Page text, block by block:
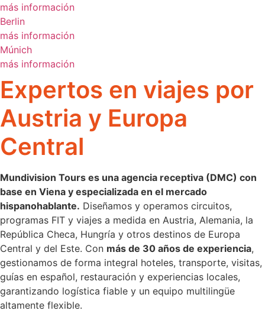
más información
Berlin
más información
Múnich
más información
Expertos en viajes por
Austria y Europa
Central
Mundivision Tours es una agencia receptiva (DMC) con
base en Viena y especializada en el mercado
hispanohablante. Diseñamos y operamos circuitos,
programas FIT y viajes a medida en Austria, Alemania, la
República Checa, Hungría y otros destinos de Europa
Central y del Este. Con más de 30 años de experiencia,
gestionamos de forma integral hoteles, transporte, visitas,
guías en español, restauración y experiencias locales,
garantizando logística fiable y un equipo multilingüe
altamente flexible.